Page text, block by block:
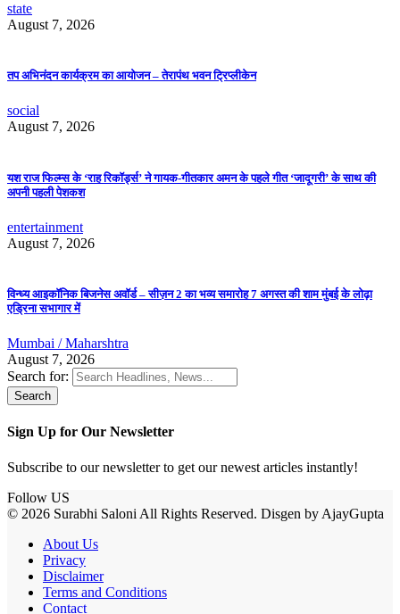
state
August 7, 2026
तप अभिनंदन कार्यक्रम का आयोजन – तेरापंथ भवन ट्रिप्लीकेन
social
August 7, 2026
यश राज फिल्म्स के ‘राह रिकॉर्ड्स’ ने गायक-गीतकार अमन के पहले गीत ‘जादूगरी’ के साथ की
अपनी पहली पेशकश
entertainment
August 7, 2026
विन्ध्य आइकॉनिक बिजनेस अवॉर्ड – सीज़न 2 का भव्य समारोह 7 अगस्त की शाम मुंबई के लोढ़ा
एड्रिना सभागार में
Mumbai / Maharshtra
August 7, 2026
Search for:
Sign Up for Our Newsletter
Subscribe to our newsletter to get our newest articles instantly!
Follow US
© 2026 Surabhi Saloni All Rights Reserved. Disgen by AjayGupta
About Us
Privacy
Disclaimer
Terms and Conditions
Contact